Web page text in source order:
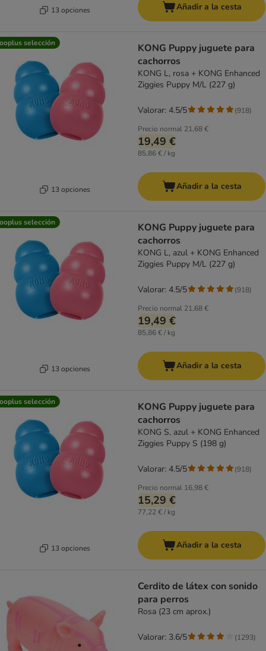
13 opciones Añadir a la cesta
selección
13 opciones
KONG Puppy juguete para
cachorros
KONG L, rosa + KONG Enhanced
Ziggies Puppy M/L (227 g)
Precio normal 21,68 €
19,49 €
85,86 € / kg
Valorar: 4.5/5 (918)
Añadir a la cesta
selección
13 opciones
KONG Puppy juguete para
cachorros
KONG L, azul + KONG Enhanced
Ziggies Puppy M/L (227 g)
Precio normal 21,68 €
19,49 €
85,86 € / kg
Valorar: 4.5/5 (918)
Añadir a la cesta
selección
13 opciones
KONG Puppy juguete para
cachorros
KONG S, azul + KONG Enhanced
Ziggies Puppy S (198 g)
Precio normal 16,98 €
15,29 €
77,22 € / kg
Valorar: 4.5/5 (918)
Añadir a la cesta
Cerdito de látex con sonido
para perros
Rosa (23 cm aprox.)
Valorar: 3.6/5 (1293)